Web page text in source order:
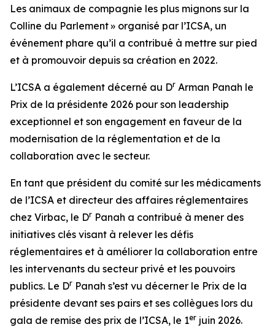
Les animaux de compagnie les plus mignons sur la
Colline du Parlement » organisé par l’ICSA, un
événement phare qu’il a contribué à mettre sur pied
et à promouvoir depuis sa création en 2022.
L’ICSA a également décerné au Dr Arman Panah le
Prix de la présidente 2026 pour son leadership
exceptionnel et son engagement en faveur de la
modernisation de la réglementation et de la
collaboration avec le secteur.
En tant que président du comité sur les médicaments
de l’ICSA et directeur des affaires réglementaires
chez Virbac, le Dr Panah a contribué à mener des
initiatives clés visant à relever les défis
réglementaires et à améliorer la collaboration entre
les intervenants du secteur privé et les pouvoirs
publics. Le Dr Panah s’est vu décerner le Prix de la
présidente devant ses pairs et ses collègues lors du
gala de remise des prix de l’ICSA, le 1er juin 2026.